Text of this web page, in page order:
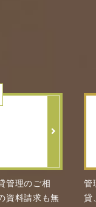
管理のご相
資料請求も無
管
貸